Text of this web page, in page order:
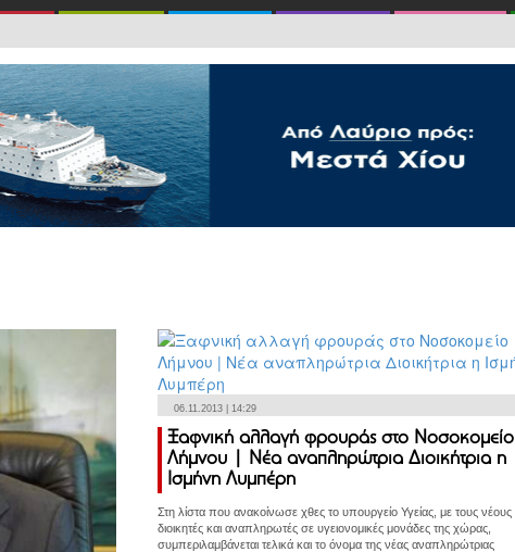
06.11.2013 | 14:29
Ξαφνική αλλαγή φρουράς στο Νοσοκομείο
Λήμνου | Νέα αναπληρώτρια Διοικήτρια η
Ισμήνη Λυμπέρη
Στη λίστα που ανακοίνωσε χθες το υπουργείο Υγείας, με τους νέους
διοικητές και αναπληρωτές σε υγειονομικές μονάδες της χώρας,
συμπεριλαμβάνεται τελικά και το όνομα της νέας αναπληρώτριας